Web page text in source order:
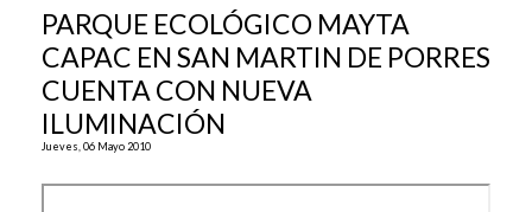
PARQUE ECOLÓGICO MAYTA
CAPAC EN SAN MARTIN DE PORRES
CUENTA CON NUEVA
ILUMINACIÓN
Jueves, 06 Mayo 2010